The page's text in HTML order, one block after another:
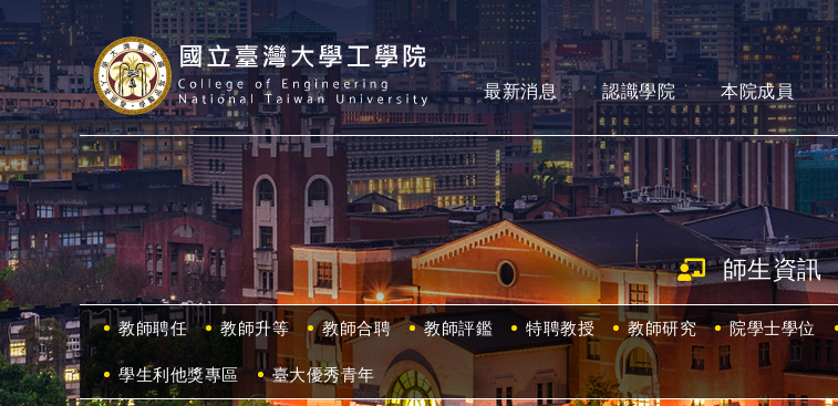
最新消息 認識學院 本院成員
師生資訊
教師聘任 教師升等 教師合聘 教師評鑑 特聘教授 教師研究 院學士學位
學生利他獎專區
臺大優秀青年